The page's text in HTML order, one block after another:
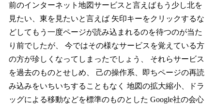
前のインターネット地図サービスと言えばもう少し北を
見たい、東を見たいと言えば 矢印キーをクリックするな
どしてもう一度ページが読み込まれるのを待つのが当た
り前でしたが、 今ではその様なサービスを覚えている方
の方が珍しくなってしまったでしょう、 それらサービス
を過去のものとせしめ、 己の操作系、即ちページの再読
み込みをいちいちすることもなく 地図の拡大縮小、ドラ
ッグによる移動などを標準のものとした Google社の会心